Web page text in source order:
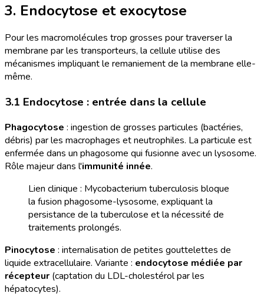
3. Endocytose et exocytose
Pour les macromolécules trop grosses pour traverser la
membrane par les transporteurs, la cellule utilise des
mécanismes impliquant le remaniement de la membrane elle-
même.
3.1 Endocytose : entrée dans la cellule
Phagocytose : ingestion de grosses particules (bactéries,
débris) par les macrophages et neutrophiles. La particule est
enfermée dans un phagosome qui fusionne avec un lysosome.
Rôle majeur dans l'immunité innée.
Lien clinique : Mycobacterium tuberculosis bloque
la fusion phagosome-lysosome, expliquant la
persistance de la tuberculose et la nécessité de
traitements prolongés.
Pinocytose : internalisation de petites gouttelettes de
liquide extracellulaire. Variante : endocytose médiée par
récepteur (captation du LDL-cholestérol par les
hépatocytes).